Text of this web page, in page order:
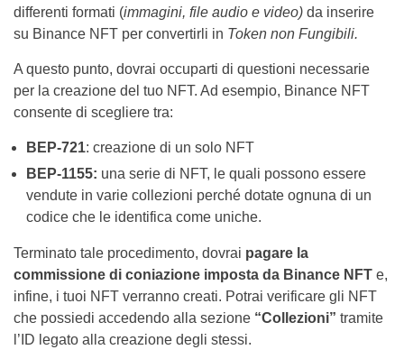
differenti formati (immagini, file audio e video) da inserire
su Binance NFT per convertirli in Token non Fungibili.
A questo punto, dovrai occuparti di questioni necessarie
per la creazione del tuo NFT. Ad esempio, Binance NFT
consente di scegliere tra:
BEP-721: creazione di un solo NFT
BEP-1155: una serie di NFT, le quali possono essere
vendute in varie collezioni perché dotate ognuna di un
codice che le identifica come uniche.
Terminato tale procedimento, dovrai pagare la
commissione di coniazione imposta da Binance NFT e,
infine, i tuoi NFT verranno creati. Potrai verificare gli NFT
che possiedi accedendo alla sezione “Collezioni” tramite
l’ID legato alla creazione degli stessi.